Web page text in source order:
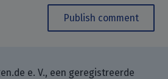
Publish comment
e. V., een geregistreerde